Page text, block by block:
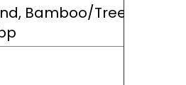
Bamboo/Tree